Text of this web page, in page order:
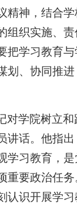
精神，结合
组织实施、
把学习教育
划、协同推
对学院树立
讲话。他指
学习教育，
重要政治任
认识开展学